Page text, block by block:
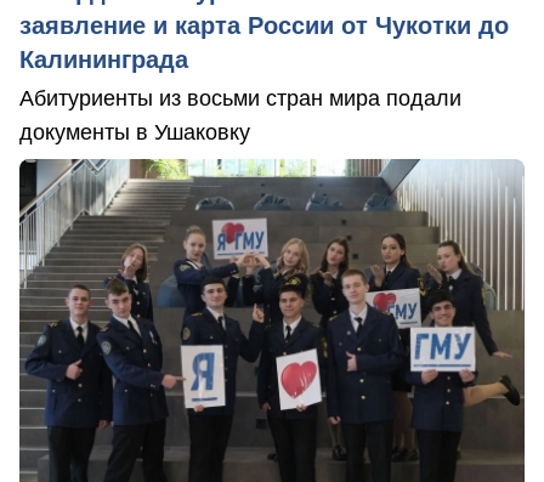
заявление и карта России от Чукотки до
Калининграда
Абитуриенты из восьми стран мира подали
документы в Ушаковку